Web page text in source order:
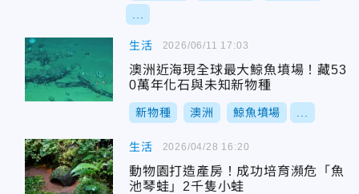
生活
澳洲近海現全球最大鯨魚墳場！藏53
0萬年化石與未知新物種
新物種 澳洲 鯨魚墳場
2026/06/11 17:03
生活
動物園打造產房！成功培育瀕危「魚
池琴蛙」2千隻小蛙
2026/04/28 16:20